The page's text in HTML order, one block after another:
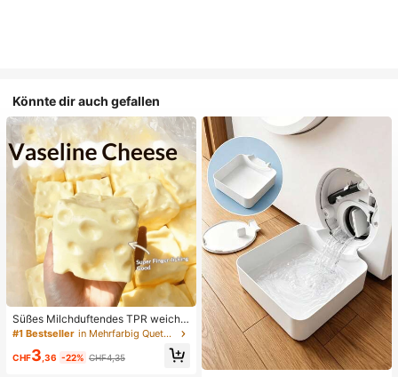
Könnte dir auch gefallen
Süßes Milchduftendes TPR weiche
s quetschbares Dumpling-förmiges
Stressabbau-Spielzeug, 5cm niedli
ches lustiges Quetsch-Stressabbau
#1 Bestseller in Mehrfarbig Quetschspielzeug für Teenager
CHF3 ,36 -22% CHF4,35